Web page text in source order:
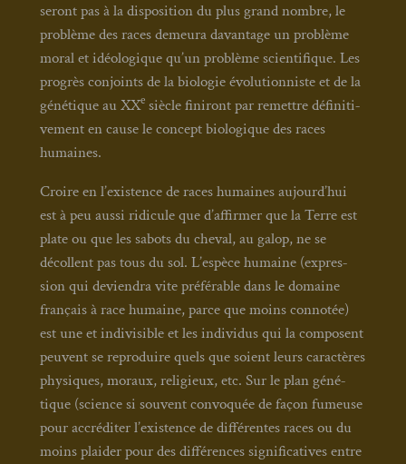
seront pas à la dis­po­si­tion du plus grand nombre, le
pro­blème des races demeu­ra davan­tage un pro­blème
moral et idéo­lo­gique qu’un pro­blème scien­ti­fique. Les
pro­grès conjoints de la bio­lo­gie évo­lu­tion­niste et de la
géné­tique au XXe siècle fini­ront par remettre défi­ni­ti­
ve­ment en cause le concept bio­lo­gique des races
humaines.
Croire en l’existence de races humaines aujourd’hui
est à peu aus­si ridi­cule que d’affirmer que la Terre est
plate ou que les sabots du che­val, au galop, ne se
décollent pas tous du sol. L’espèce humaine (expres­
sion qui devien­dra vite pré­fé­rable dans le domaine
fran­çais à race humaine, parce que moins conno­tée)
est une et indi­vi­sible et les indi­vi­dus qui la com­posent
peuvent se repro­duire quels que soient leurs carac­tères
phy­siques, moraux, reli­gieux, etc. Sur le plan géné­
tique (science si sou­vent convo­quée de façon fumeuse
pour accré­di­ter l’existence de dif­fé­rentes races ou du
moins plai­der pour des dif­fé­rences signi­fi­ca­tives entre